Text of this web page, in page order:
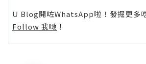
U Blog開咗WhatsApp啦！發掘更多
Follow 我哋 ！